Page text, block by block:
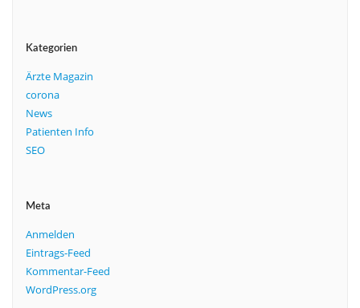
Kategorien
Ärzte Magazin
corona
News
Patienten Info
SEO
Meta
Anmelden
Eintrags-Feed
Kommentar-Feed
WordPress.org